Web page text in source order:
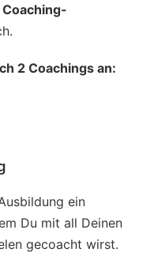
Coaching-
2 Coachings an:
ein
Du mit all Deinen
gecoacht wirst.